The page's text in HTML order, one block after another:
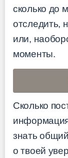
сколько до
отследить,
или,
моменты.
Сколько
знать
о твоей